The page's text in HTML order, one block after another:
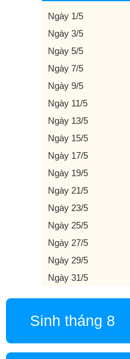
Ngày 1/5
Ngày 3/5
Ngày 5/5
Ngày 7/5
Ngày 9/5
Ngày 11/5
Ngày 13/5
Ngày 15/5
Ngày 17/5
Ngày 19/5
Ngày 21/5
Ngày 23/5
Ngày 25/5
Ngày 27/5
Ngày 29/5
Ngày 31/5
Sinh tháng 8